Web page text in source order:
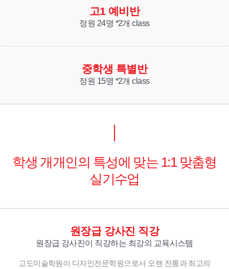
고1 예비반
정원 24명 *2개 class
중학생 특별반
정원 15명 *2개 class
학생 개개인의 특성에 맞는 1:1 맞춤형
실기수업
원장급 강사진 직강
원장급 강사진이 직강하는 최강의 교육시스템
고도미술학원이 디자인전문학원으로서 오랜 전통과 최고의